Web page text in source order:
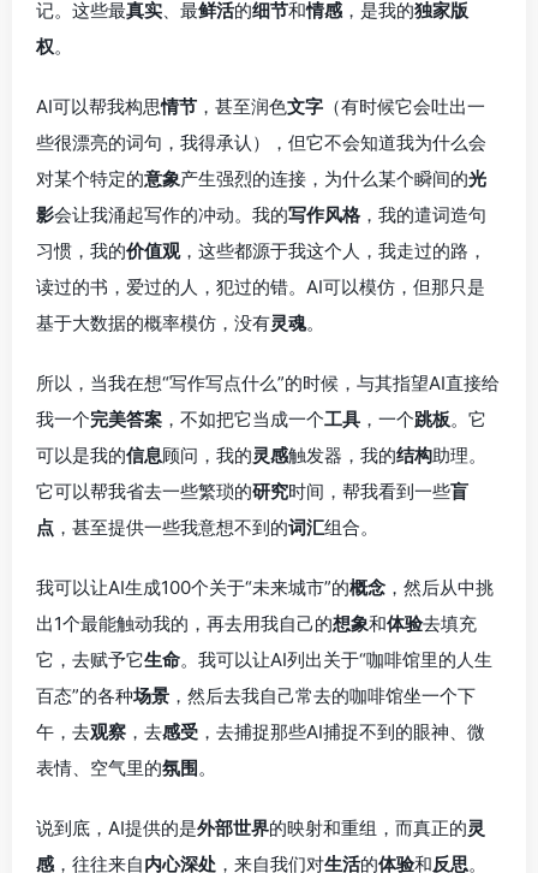
记。这些最真实 、最鲜活的细节和情感 ，是我的独家版
权。
AI可以帮我构思情节 ，甚至润色文字 （有时候它会吐出一
些很漂亮的词句，我得承认），但它不会知道我为什么会
对某个特定的意象产生强烈的连接，为什么某个瞬间的光
影会让我涌起写作的冲动。我的写作风格，我的遣词造句
习惯，我的价值观，这些都源于我这个人，我走过的路，
读过的书，爱过的人，犯过的错。AI可以模仿，但那只是
基于大数据的概率模仿，没有灵魂。
所以，当我在想“写作写点什么”的时候，与其指望AI直接给
我一个完美答案 ，不如把它当成一个工具 ，一个跳板。它
可以是我的信息顾问，我的灵感触发器，我的结构助理。
它可以帮我省去一些繁琐的研究时间，帮我看到一些盲
点 ，甚至提供一些我意想不到的词汇组合。
我可以让AI生成100个关于“未来城市”的概念 ，然后从中挑
出1个最能触动我的，再去用我自己的想象和体验去填充
它，去赋予它生命。我可以让AI列出关于“咖啡馆里的人生
百态”的各种场景 ，然后去我自己常去的咖啡馆坐一个下
午，去观察 ，去感受 ，去捕捉那些AI捕捉不到的眼神、微
表情、空气里的氛围。
说到底，AI提供的是外部世界的映射和重组，而真正的灵
感 ，往往来自内心深处 ，来自我们对生活的体验和反思。